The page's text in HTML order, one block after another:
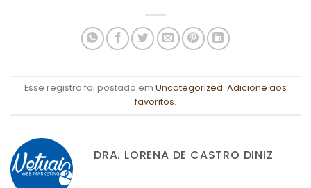
Esse registro foi postado em Uncategorized. Adicione aos
favoritos.
DRA. LORENA DE CASTRO DINIZ